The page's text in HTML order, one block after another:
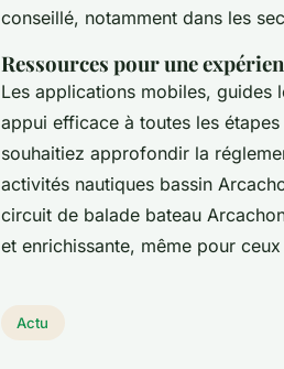
conseillé, notamment dans les
Ressources pour une
Les applications mobiles, guides
appui efficace à toutes les
souhaitiez approfondir la
activités nautiques bassin
circuit de balade bateau
et enrichissante, même pour
Actu